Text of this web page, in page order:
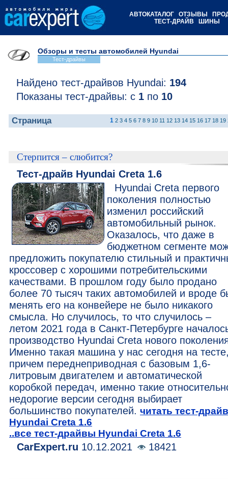
АВТОКАТАЛОГ ОТЗЫВЫ
ТЕСТ-ДРАЙВ
ШИНЫ
Обзоры и тесты автомобилей Hyundai
Тест-драйвы
Найдено тест-драйвов Hyundai: 194
Показаны тест-драйвы: с 1 по 10
Страница 1 2 3 4 5 6 7 8 9 10 11 12 13 14 15 16 17 18 19
Стерпится – слюбится?
Тест-драйв Hyundai Creta 1.6
Hyundai Creta первого
поколения полностью
изменил российский
автомобильный рынок.
Оказалось, что даже в
бюджетном сегменте
предложить покупателю стильный и
кроссовер с хорошими потребительскими
качествами. В прошлом году было продано
более 70 тысяч таких автомобилей и вроде
менять его на конвейере не было никакого
смысла. Но случилось, то что случилось –
летом 2021 года в Санкт-Петербурге
производство Hyundai Creta нового
Именно такая машина у нас сегодня на
причем переднеприводная с базовым 1,6-
литровым двигателем и автоматической
коробкой передач, именно такие
недорогие версии сегодня выбирает
большинство покупателей. читать тест-драйв
Hyundai Creta 1.6
..все тест-драйвы Hyundai Creta 1.6
CarExpert.ru 10.12.2021 18421